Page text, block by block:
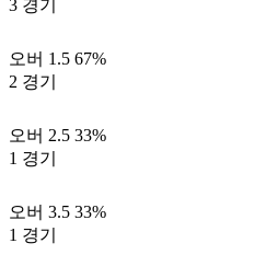
3 경기
오버 1.5 67%
2 경기
오버 2.5 33%
1 경기
오버 3.5 33%
1 경기